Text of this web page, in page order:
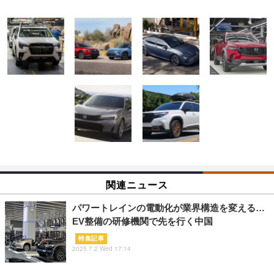
イベント告知 イベントレポート
関連ニュース
パワートレインの電動化が業界構造を変える…
EV整備の研修機関で先を行く中国
特集記事
2025.7.2 Wed 17:14